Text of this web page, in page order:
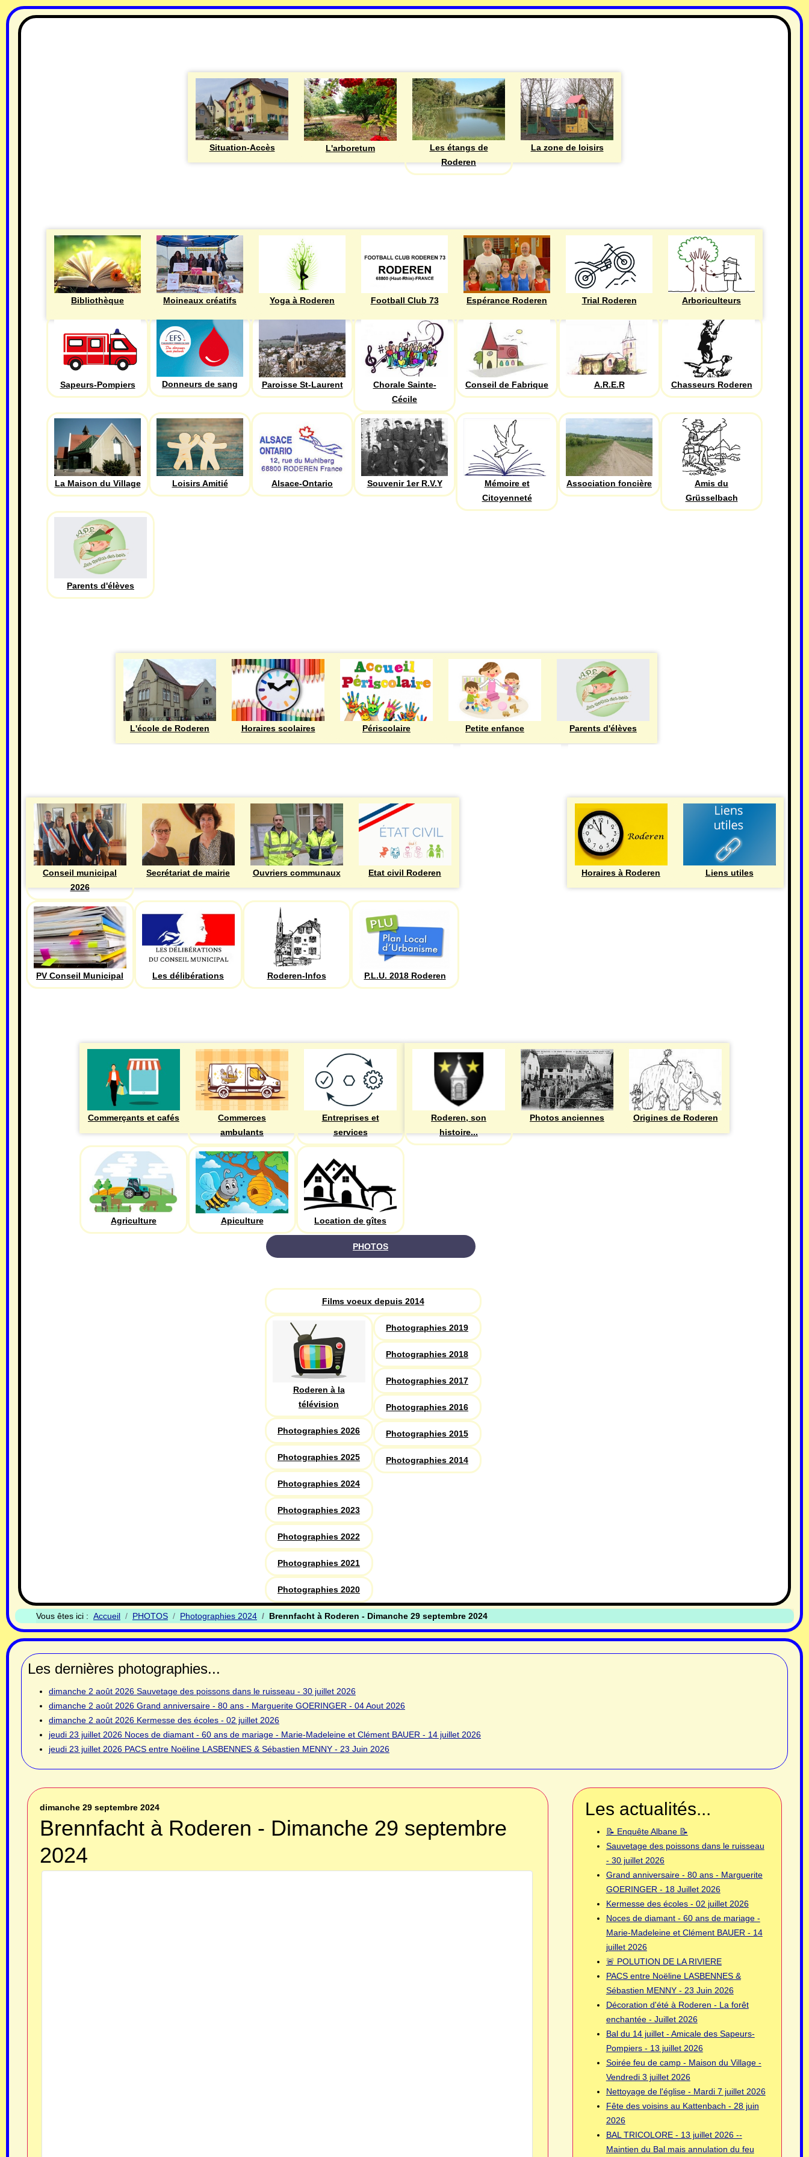
Situation-Accès L'arboretum
Les étangs de
Roderen
La zone de loisirs
Bibliothèque Moineaux créatifs Yoga à Roderen Football Club 73 Espérance Roderen Trial Roderen Arboriculteurs
Sapeurs-Pompiers Donneurs de sang Paroisse St-Laurent
Chorale Sainte-
Cécile
Conseil de Fabrique A.R.E.R Chasseurs Roderen
La Maison du Village Loisirs Amitié Alsace-Ontario Souvenir 1er R.V.Y
Mémoire et
Citoyenneté
Association foncière
Amis du
Grüsselbach
Parents d'élèves
L'école de Roderen Horaires scolaires Périscolaire Petite enfance Parents d'élèves
Conseil municipal
2026
Secrétariat de mairie Ouvriers communaux Etat civil Roderen
PV Conseil Municipal Les délibérations Roderen-Infos P.L.U. 2018 Roderen
Horaires à Roderen Liens utiles
Commerçants et cafés
Commerces
ambulants
Entreprises et
services
Agriculture Apiculture Location de gîtes
Roderen, son
histoire...
Photos anciennes Origines de Roderen
PHOTOS
Films voeux depuis 2014
Roderen à la
télévision
Photographies 2026
Photographies 2025
Photographies 2024
Photographies 2023
Photographies 2022
Photographies 2021
Photographies 2020
Photographies 2019
Photographies 2018
Photographies 2017
Photographies 2016
Photographies 2015
Photographies 2014
Vous êtes ici : Accueil PHOTOS Photographies 2024 Brennfacht à Roderen - Dimanche 29 septembre 2024
Les dernières photographies...
dimanche 2 août 2026 Sauvetage des poissons dans le ruisseau - 30 juillet 2026
dimanche 2 août 2026 Grand anniversaire - 80 ans - Marguerite GOERINGER - 04 Aout 2026
dimanche 2 août 2026 Kermesse des écoles - 02 juillet 2026
jeudi 23 juillet 2026 Noces de diamant - 60 ans de mariage - Marie-Madeleine et Clément BAUER - 14 juillet 2026
jeudi 23 juillet 2026 PACS entre Noëline LASBENNES & Sébastien MENNY - 23 Juin 2026
dimanche 29 septembre 2024
Brennfacht à Roderen - Dimanche 29 septembre
2024
Les actualités...
📝 Enquête Albane 📝
Sauvetage des poissons dans le ruisseau
- 30 juillet 2026
Grand anniversaire - 80 ans - Marguerite
GOERINGER - 18 Juillet 2026
Kermesse des écoles - 02 juillet 2026
Noces de diamant - 60 ans de mariage -
Marie-Madeleine et Clément BAUER - 14
juillet 2026
🚨 POLUTION DE LA RIVIERE
PACS entre Noëline LASBENNES &
Sébastien MENNY - 23 Juin 2026
Décoration d'été à Roderen - La forêt
enchantée - Juillet 2026
Bal du 14 juillet - Amicale des Sapeurs-
Pompiers - 13 juillet 2026
Soirée feu de camp - Maison du Village -
Vendredi 3 juillet 2026
Nettoyage de l'église - Mardi 7 juillet 2026
Fête des voisins au Kattenbach - 28 juin
2026
BAL TRICOLORE - 13 juillet 2026 --
Maintien du Bal mais annulation du feu